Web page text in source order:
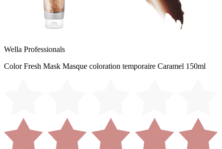
Wella Professionals
Color Fresh Mask Masque coloration temporaire Caramel 150ml